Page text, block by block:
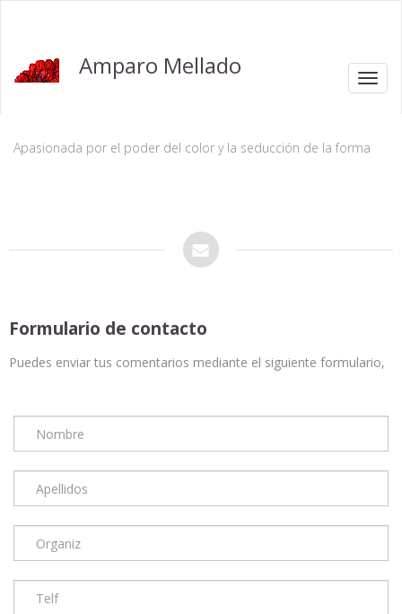
Amparo Mellado
Apasionada por el poder del color y la seducción de la forma
Formulario de contacto
Puedes enviar tus comentarios mediante el siguiente formulario,